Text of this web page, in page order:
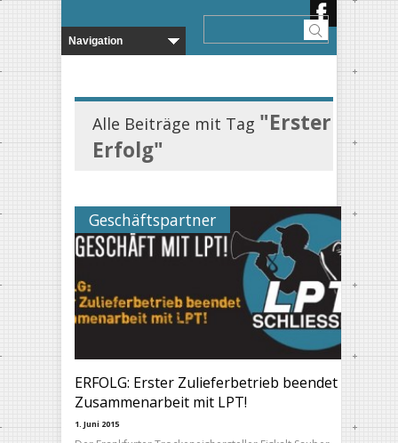
Alle Beiträge mit Tag "Erster
Erfolg"
Geschäftspartner
ERFOLG: Erster Zulieferbetrieb beendet
Zusammenarbeit mit LPT!
1. Juni 2015